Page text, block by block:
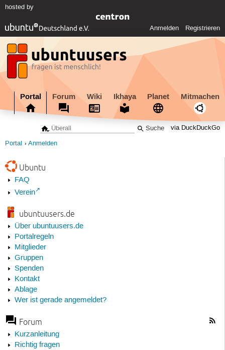
hosted by
Anmelden Registrieren
Portal Forum Wiki Ikhaya Planet Mitmachen
via DuckDuckGo
Portal Anmelden
Ubuntu
FAQ
Verein
ubuntuusers.de
Über ubuntuusers.de
Portalregeln
Mitglieder
Gruppen
Spenden
Kontakt
Ablage
Wer ist gerade angemeldet?
Forum
Kurzanleitung
Richtig fragen